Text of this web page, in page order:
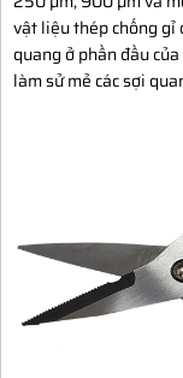
vật liệu thép chống gỉ
quang ở phần đầu
làm sử mẻ các sợi